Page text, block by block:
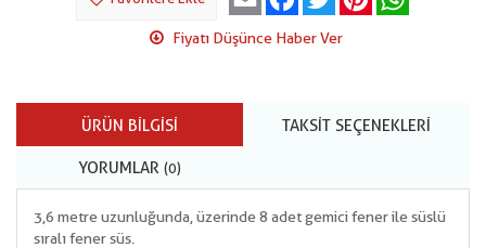
Fiyatı Düşünce Haber Ver
ÜRÜN BILGISI TAKSIT SEÇENEKLERI
YORUMLAR (0)
3,6 metre uzunluğunda, üzerinde 8 adet gemici fener ile süslü
sıralı fener süs.